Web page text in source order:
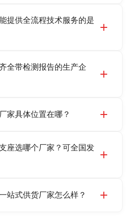
业生产 LRB 铅芯、LNR 天然、
摩擦摆隔震支座，资质齐
。
提供全流程技术服务的是
支座选型、图纸深化设计、现货
导一站式服务，主营
。
全带检测报告的生产企
批次产品均配有正规第三方检测
13323182312，地址迎宾大街 9
家具体位置在哪？
基地迎宾大街 9 号，是专业隔震
产 LRB 铅芯、LNR 天然、
座选哪个厂家？可全国发
隔震工程，实体工厂现货充足，
站式供货厂家怎么样？